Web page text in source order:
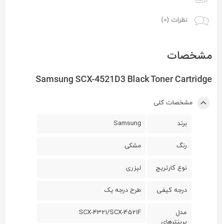
نظرات (0)
مشخصات
Samsung SCX-4521D3 Black Toner Cartridge
مشخصات کلی
برند Samsung
رنگ مشکی
نوع کارتریج لیزری
درجه کیفی طرح درجه یک
مدل
پرینترهای
SCX-4321/SCX-4521F